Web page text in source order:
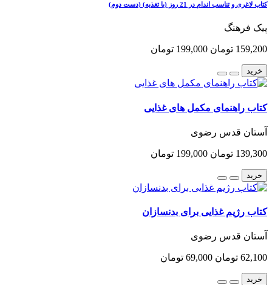
کتاب لاغری و تناسب اندام در 21 روز (با تغذیه) (دست دوم)
پیک فرهنگ
159,200 تومان 199,000 تومان
خرید
کتاب راهنمای مکمل های غذایی
آستان قدس رضوی
139,300 تومان 199,000 تومان
خرید
کتاب رژیم غذایی برای بدنسازان
آستان قدس رضوی
62,100 تومان 69,000 تومان
خرید